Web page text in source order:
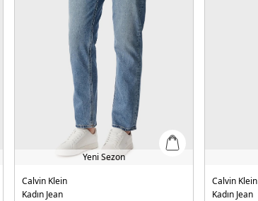
Yeni Sezon
Calvin Klein
Kadın Jean
Calvin Klein
Kadın Jean